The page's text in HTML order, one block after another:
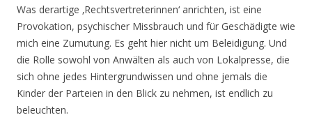
Was derartige ‚Rechtsvertreterinnen‘ anrichten, ist eine
Provokation, psychischer Missbrauch und für Geschädigte wie
mich eine Zumutung. Es geht hier nicht um Beleidigung. Und
die Rolle sowohl von Anwälten als auch von Lokalpresse, die
sich ohne jedes Hintergrundwissen und ohne jemals die
Kinder der Parteien in den Blick zu nehmen, ist endlich zu
beleuchten.